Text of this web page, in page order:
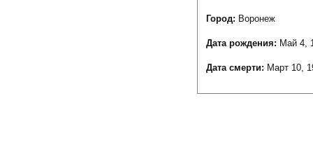
Город: Воронеж
Дата рождения: Май 4,
Дата смерти: Март 10,